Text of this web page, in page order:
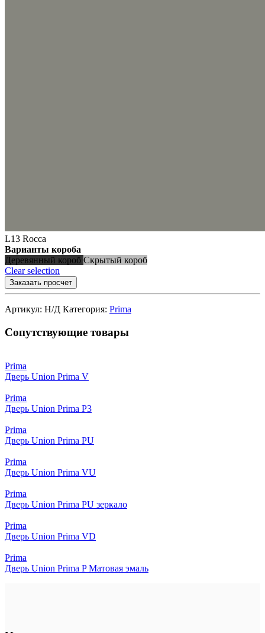
L13 Rocca
Варианты короба
Деревянный короб Скрытый короб
Clear selection
Заказать просчет
Артикул: Н/Д Категория: Prima
Сопутствующие товары
Prima
Дверь Union Prima V
Prima
Дверь Union Prima P3
Prima
Дверь Union Prima PU
Prima
Дверь Union Prima VU
Prima
Дверь Union Prima PU зеркало
Prima
Дверь Union Prima VD
Prima
Дверь Union Prima P Матовая эмаль